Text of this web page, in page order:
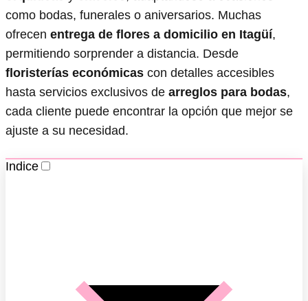
como bodas, funerales o aniversarios. Muchas
ofrecen entrega de flores a domicilio en Itagüí,
permitiendo sorprender a distancia. Desde
floristerías económicas con detalles accesibles
hasta servicios exclusivos de arreglos para bodas,
cada cliente puede encontrar la opción que mejor se
ajuste a su necesidad.
Indice